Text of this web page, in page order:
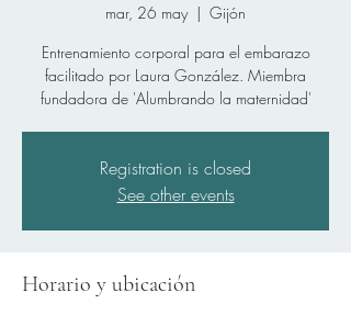
mar, 26 may
  |
Gijón
Entrenamiento corporal para el embarazo
facilitado por Laura González. Miembra
fundadora de 'Alumbrando la maternidad'
Registration is closed
See other events
Horario y ubicación